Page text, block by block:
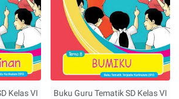
Kelas VI
Buku Guru Tematik SD Kelas VI